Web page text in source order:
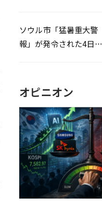
ソウル市「猛暑重大警
報」が発令された4日、
オピニオン